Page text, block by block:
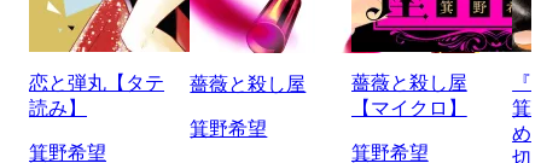
恋と弾丸【タテ
読み】
箕野希望
薔薇と殺し屋
箕野希望
薔薇と殺し屋
【マイクロ】
箕野希望
箕
め
切